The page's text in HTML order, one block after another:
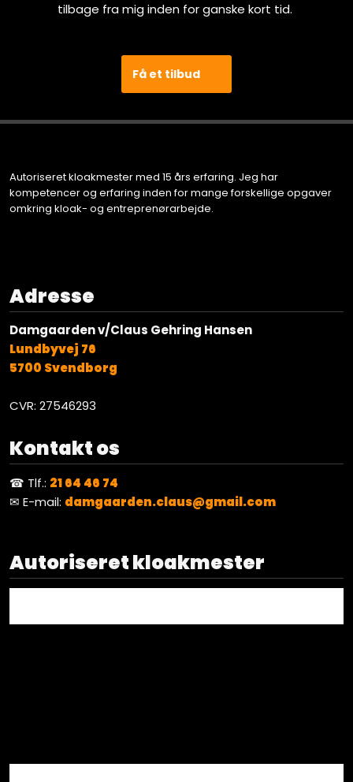
tilbage fra mig inden for ganske kort tid. ​
Få et tilbud
​Autoriseret kloakmester med 15 års erfaring. Jeg har
kompetencer og erfaring inden for mange forskellige opgaver
omkring kloak- og entreprenørarbejde. ​​
Adresse
Damgaarden v/Claus Gehring Hansen
Lundbyvej 76
5700 Svendborg
CVR: 27546293
Kontakt os
☎ Tlf.: 21 64 46 74
✉ E-mail: damgaarden.claus@gmail.com
Autoriseret kloakmester